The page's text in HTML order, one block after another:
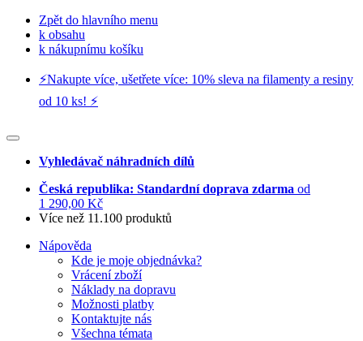
Zpět do hlavního menu
k obsahu
k nákupnímu košíku
⚡️Nakupte více, ušetřete více: 10% sleva na filamenty a resiny
od 10 ks! ⚡️
Vyhledávač náhradních dílů
Česká republika: Standardní doprava zdarma od
1 290,00 Kč
Více než 11.100 produktů
Nápověda
Kde je moje objednávka?
Vrácení zboží
Náklady na dopravu
Možnosti platby
Kontaktujte nás
Všechna témata